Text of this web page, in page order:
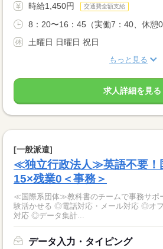
時給1,450円 交通費全額支給
8：20〜16：45（実働7：40、休憩
土曜日 日曜日 祝日
もっと見る
求人詳細を見る
[一般派遣]
≪独立行政法人≫英語不要！
15×残業0＜事務＞
≪国際系団体≫教科書のチームで事務サポ
験活かせる ◎電話対応・メール対応 ◎オ
対応 ◎データ集計...
データ入力・タイピング